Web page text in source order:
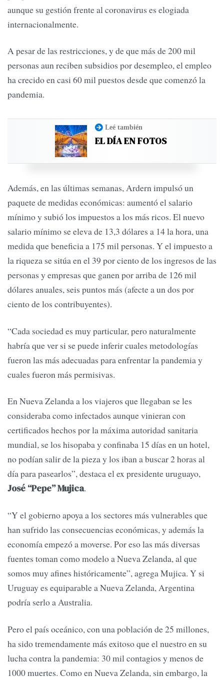
aunque su gestión frente al coronavirus es elogiada
internacionalmente.
A pesar de las restricciones, y de que más de 200 mil
personas aun reciben subsidios por desempleo, el empleo
ha crecido en casi 60 mil puestos desde que comenzó la
pandemia.
Leé también
EL DÍA EN FOTOS
Además, en las últimas semanas, Ardern impulsó un
paquete de medidas económicas: aumentó el salario
mínimo y subió los impuestos a los más ricos. El nuevo
salario mínimo se eleva de 13,3 dólares a 14 la hora, una
medida que beneficia a 175 mil personas. Y el impuesto a
la riqueza se sitúa en el 39 por ciento de los ingresos de las
personas y empresas que ganen por arriba de 126 mil
dólares anuales, seis puntos más (afecte a un dos por
ciento de los contribuyentes).
“Cada sociedad es muy particular, pero naturalmente
habría que ver si se puede inferir cuales metodologías
fueron las más adecuadas para enfrentar la pandemia y
cuales fueron más permisivas.
En Nueva Zelanda a los viajeros que llegaban se les
consideraba como infectados aunque vinieran con
certificados hechos por la máxima autoridad sanitaria
mundial, se los hisopaba y confinaba 15 días en un hotel,
no podían salir de la pieza y los iban a buscar 2 horas al
día para pasearlos”, destaca el ex presidente uruguayo,
José “Pepe” Mujica.
“Y el gobierno apoya a los sectores más vulnerables que
han sufrido las consecuencias económicas, y además la
economía empezó a moverse. Por eso las más diversas
fuentes toman como modelo a Nueva Zelanda, al que
somos muy afines históricamente”, agrega Mujica. Y si
Uruguay es equiparable a Nueva Zelanda, Argentina
podría serlo a Australia.
Pero el país oceánico, con una población de 25 millones,
ha sido tremendamente más exitoso que el nuestro en su
lucha contra la pandemia: 30 mil contagios y menos de
1000 muertes. Como en Nueva Zelanda, sin embargo, la